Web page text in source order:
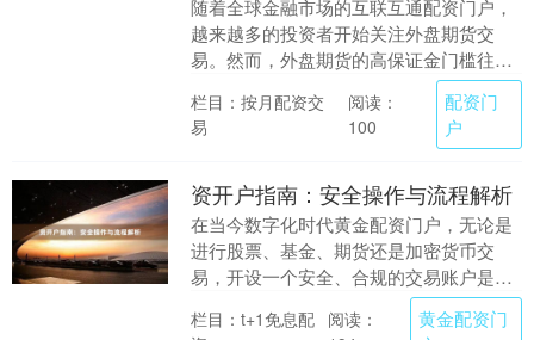
随着全球金融市场的互联互通配资门户，
越来越多的投资者开始关注外盘期货交
易。然而，外盘期货的高保证金门槛往往
让中小投资者望而却步。配资作为一种杠
杆工具，为投资者提....
栏目：按月配资交
易
阅读：
100
配资门
户
资开户指南：安全操作与流程解析
在当今数字化时代黄金配资门户，无论是
进行股票、基金、期货还是加密货币交
易，开设一个安全、合规的交易账户是投
资的第一步。然而，许多新手投资者往往
因为对流程不熟悉或....
栏目：t+1免息配
阅读：
黄金配资门